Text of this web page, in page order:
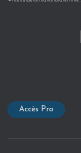
Accès Pro